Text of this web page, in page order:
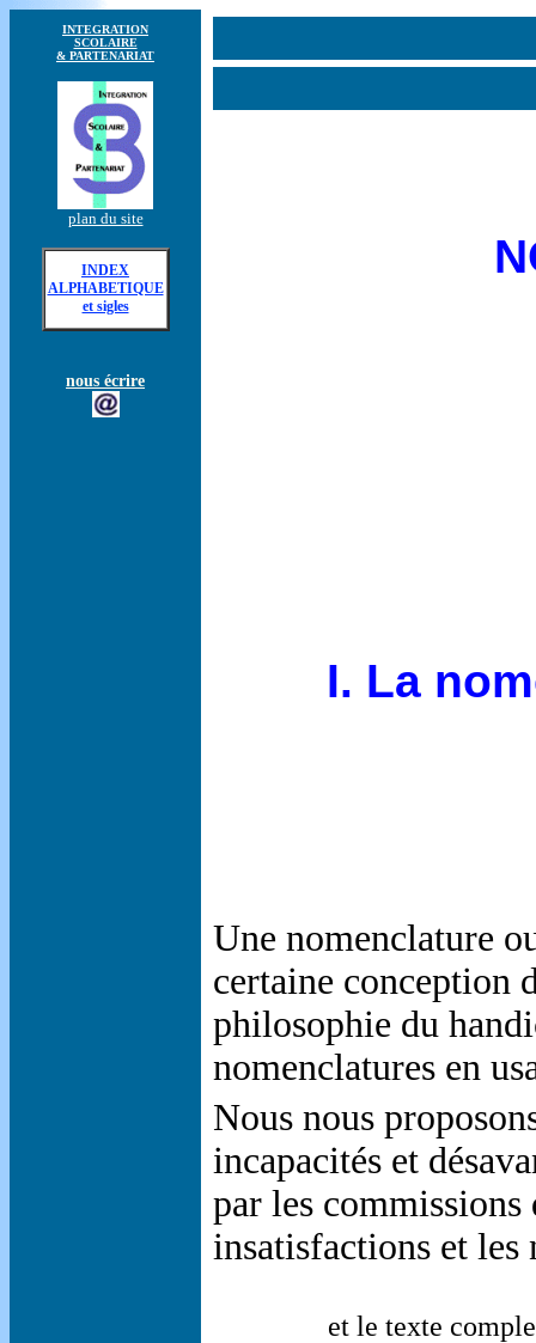
INTEGRATION
SCOLAIRE
& PARTENARIAT
plan du site
INDEX
ALPHABETIQUE
et sigles
nous écrire
I. La
Une nomenclature
certaine conception
philosophie du
nomenclatures en
Nous nous
incapacités et
par les commissions
insatisfactions et les
et le texte